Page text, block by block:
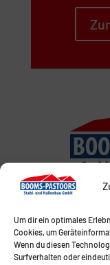
Um dir ein optimales
Cookies, um
Wenn du diesen
Surfverhalten oder